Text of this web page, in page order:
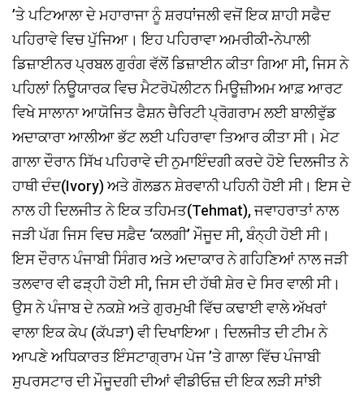
’ਤੇ ਪਟਿਆਲਾ ਦੇ ਮਹਾਰਾਜਾ ਨੂੰ ਸ਼ਰਧਾਂਜਲੀ ਵਜੋਂ ਇਕ ਸ਼ਾਹੀ ਸਫੈਦ
ਪਹਿਰਾਵੇ ਵਿਚ ਪੁੱਜਿਆ। ਇਹ ਪਹਿਰਾਵਾ ਅਮਰੀਕੀ-ਨੇਪਾਲੀ
ਡਿਜ਼ਾਈਨਰ ਪ੍ਰਬਲ ਗੁਰੰਗ ਵੱਲੋਂ ਡਿਜ਼ਾਈਨ ਕੀਤਾ ਗਿਆ ਸੀ, ਜਿਸ ਨੇ
ਪਹਿਲਾਂ ਨਿਊਯਾਰਕ ਵਿਚ ਮੈਟਰੋਪੋਲੀਟਨ ਮਿਊਜ਼ੀਅਮ ਆਫ਼ ਆਰਟ
ਵਿਖੇ ਸਾਲਾਨਾ ਆਯੋਜਿਤ ਫੈਸ਼ਨ ਚੈਰਿਟੀ ਪ੍ਰੋਗਰਾਮ ਲਈ ਬਾਲੀਵੁੱਡ
ਅਦਾਕਾਰਾ ਆਲੀਆ ਭੱਟ ਲਈ ਪਹਿਰਾਵਾ ਤਿਆਰ ਕੀਤਾ ਸੀ। ਮੇਟ
ਗਾਲਾ ਦੌਰਾਨ ਸਿੱਖ ਪਹਿਰਾਵੇ ਦੀ ਨੁਮਾਇੰਦਗੀ ਕਰਦੇ ਹੋਏ ਦਿਲਜੀਤ ਨੇ
ਹਾਥੀ ਦੰਦ(Ivory) ਅਤੇ ਗੋਲਡਨ ਸ਼ੇਰਵਾਨੀ ਪਹਿਨੀ ਹੋਈ ਸੀ। ਇਸ ਦੇ
ਨਾਲ ਹੀ ਦਿਲਜੀਤ ਨੇ ਇਕ ਤਹਿਮਤ(Tehmat), ਜਵਾਹਰਾਤਾਂ ਨਾਲ
ਜੜੀ ਪੱਗ ਜਿਸ ਵਿਚ ਸਫ਼ੈਦ ‘ਕਲਗੀ’ ਮੌਜੂਦ ਸੀ, ਬੰਨ੍ਹੀ ਹੋਈ ਸੀ।
ਇਸ ਦੌਰਾਨ ਪੰਜਾਬੀ ਸਿੰਗਰ ਅਤੇ ਅਦਾਕਾਰ ਨੇ ਗਹਿਣਿਆਂ ਨਾਲ ਜੜੀ
ਤਲਵਾਰ ਵੀ ਫੜ੍ਹੀ ਹੋਈ ਸੀ, ਜਿਸ ਦੀ ਹੱਥੀ ਸ਼ੇਰ ਦੇ ਸਿਰ ਵਾਲੀ ਸੀ।
ਉਸ ਨੇ ਪੰਜਾਬ ਦੇ ਨਕਸ਼ੇ ਅਤੇ ਗੁਰਮੁਖੀ ਵਿੱਚ ਕਢਾਈ ਵਾਲੇ ਅੱਖਰਾਂ
ਵਾਲਾ ਇਕ ਕੇਪ (ਕੱਪੜਾ) ਵੀ ਦਿਖਾਇਆ। ਦਿਲਜੀਤ ਦੀ ਟੀਮ ਨੇ
ਆਪਣੇ ਅਧਿਕਾਰਤ ਇੰਸਟਾਗ੍ਰਾਮ ਪੇਜ ’ਤੇ ਗਾਲਾ ਵਿੱਚ ਪੰਜਾਬੀ
ਸੁਪਰਸਟਾਰ ਦੀ ਮੌਜੂਦਗੀ ਦੀਆਂ ਵੀਡੀਓਜ਼ ਦੀ ਇਕ ਲੜੀ ਸਾਂਝੀ